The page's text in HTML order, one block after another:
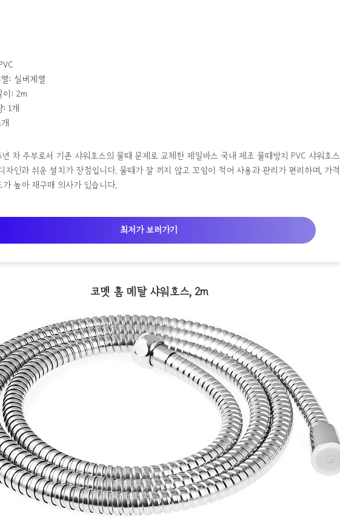
: 실버계열
이: 2m
: 1개
차 주부로서 기존 샤워호스의 물때 문제로 교체한 제일바스 국내 제조 물때방지 PVC 샤워호스
자인과 쉬운 설치가 장점입니다. 물때가 잘 끼지 않고 꼬임이 적어 사용과 관리가 편리하며, 가격
가 높아 재구매 의사가 있습니다.
최저가 보러가기
코멧 홈 메탈 샤워호스, 2m